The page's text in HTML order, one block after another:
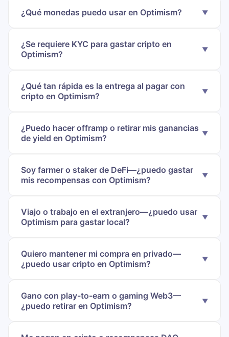
¿Qué monedas puedo usar en Optimism?
¿Se requiere KYC para gastar cripto en
Optimism?
¿Qué tan rápida es la entrega al pagar con
cripto en Optimism?
¿Puedo hacer offramp o retirar mis ganancias
de yield en Optimism?
Soy farmer o staker de DeFi—¿puedo gastar
mis recompensas con Optimism?
Viajo o trabajo en el extranjero—¿puedo usar
Optimism para gastar local?
Quiero mantener mi compra en privado—
¿puedo usar cripto en Optimism?
Gano con play-to-earn o gaming Web3—
¿puedo retirar en Optimism?